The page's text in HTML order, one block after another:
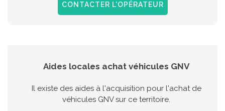
CONTACTER L'OPÉRATEUR
Aides locales achat véhicules GNV
Il existe des aides à l'acquisition pour l'achat de
véhicules GNV sur ce territoire.